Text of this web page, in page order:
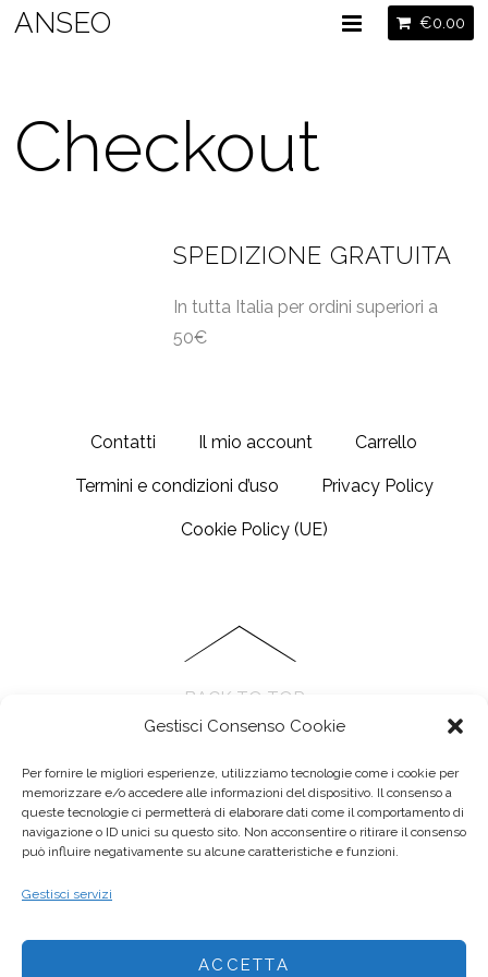
Gestisci Consenso Cookie
Per fornire le migliori esperienze, utilizziamo tecnologie come i cookie per
memorizzare e/o accedere alle informazioni del dispositivo. Il consenso a
queste tecnologie ci permetterà di elaborare dati come il comportamento di
navigazione o ID unici su questo sito. Non acconsentire o ritirare il consenso
può influire negativamente su alcune caratteristiche e funzioni.
Gestisci servizi
ACCETTA
ANSEO €0.00
Checkout
SPEDIZIONE GRATUITA
In tutta Italia per ordini superiori a
50€
Contatti Il mio account Carrello
Termini e condizioni d’uso Privacy Policy
Cookie Policy (UE)
BACK TO TOP
Anseo di Elisa cattani - Via Paolo Ferrari, 94, 41121 Modena MO